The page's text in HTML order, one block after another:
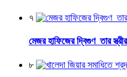
৭
মেজর হাফিজের দ্বিগুণ তার
৮